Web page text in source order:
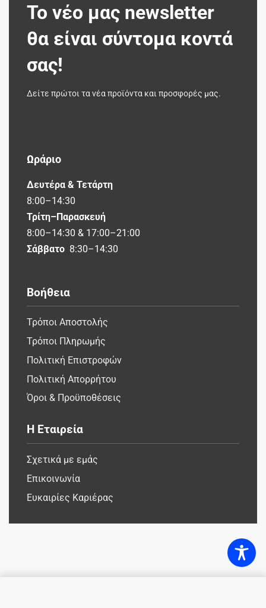
Το νέο μας newsletter
θα είναι σύντομα κοντά
σας!
Δείτε πρώτοι τα νέα προϊόντα και προσφορές μας.
Ωράριο
Δευτέρα & Τετάρτη
8:00–14:30
Τρίτη–Παρασκευή
8:00–14:30 & 17:00–21:00
Σάββατο 8:30–14:30
Βοήθεια
Τρόποι Αποστολής
Τρόποι Πληρωμής
Πολιτική Επιστροφών
Πολιτική Απορρήτου
Όροι & Προϋποθέσεις
Η Εταιρεία
Σχετικά με εμάς
Επικοινωνία
Ευκαιρίες Καριέρας